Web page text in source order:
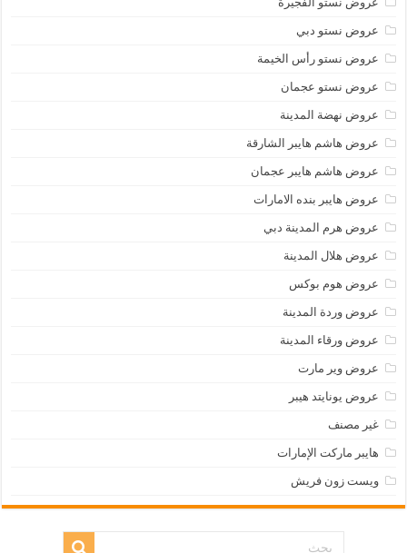
عروض نستو دبي
عروض نستو رأس الخيمة
عروض نستو عجمان
عروض نهضة المدينة
عروض هاشم هايبر الشارقة
عروض هاشم هايبر عجمان
عروض هايبر بنده الامارات
عروض هرم المدينة دبي
عروض هلال المدينة
عروض هوم بوكس
عروض وردة المدينة
عروض ورقاء المدينة
عروض وير مارت
عروض يونايتد هيبر
غير مصنف
هايبر ماركت الإمارات
ويست زون فريش